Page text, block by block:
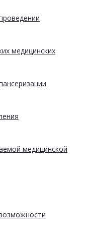
медицинских
медицинской